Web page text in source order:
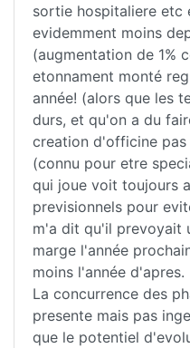
sortie hospitaliere etc
evidemment moins
(augmentation de 1%
etonnament monté
année! (alors que les
durs, et qu'on a du
creation d'officine
(connu pour etre
qui joue voit toujours
previsionnels pour
m'a dit qu'il prevoyait
marge l'année
moins l'année d'apres.
La concurrence des
presente mais pas
que le potentiel